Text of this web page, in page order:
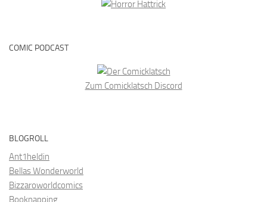
COMIC PODCAST
Zum Comicklatsch Discord
BLOGROLL
Ant1heldin
Bellas Wonderworld
Bizzaroworldcomics
Booknapping